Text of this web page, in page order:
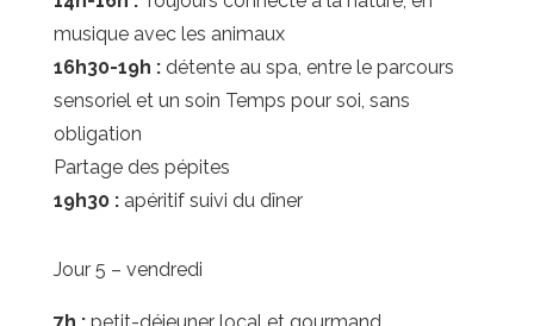
musique avec les animaux
16h30-19h :détente au spa, entre le parcours
sensoriel et un soin Temps pour soi, sans
obligation
Partage des pépites
19h30 :apéritif suivi du dîner
Jour 5 – vendredi